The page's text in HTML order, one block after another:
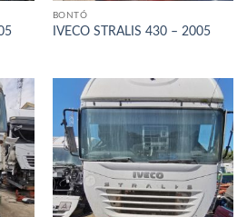
BONTÓ
IVECO STRALIS 430 – 2005